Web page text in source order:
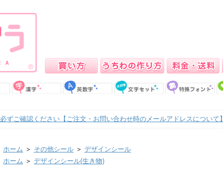
必ずご確認ください【ご注文・お問い合わせ時のメールアドレスについて】
ホーム ＞ その他シール ＞ デザインシール
ホーム ＞ デザインシール(生き物)